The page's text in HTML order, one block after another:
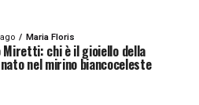
Maria Floris
Miretti: chi è il gioiello della
nel mirino biancoceleste